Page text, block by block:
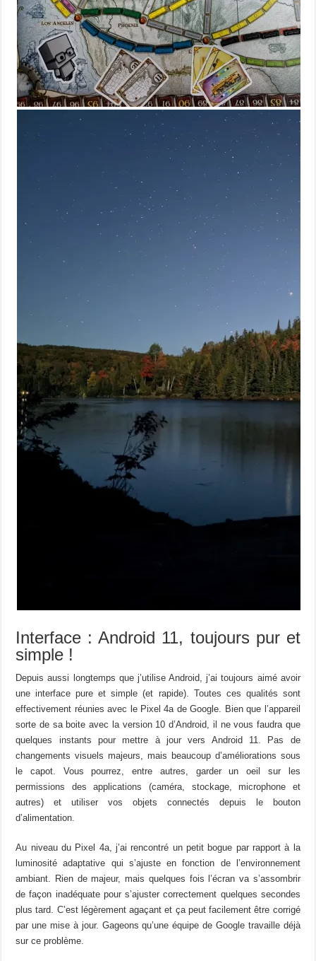
Interface : Android 11, toujours pur et
simple !
Depuis aussi longtemps que j’utilise Android, j’ai toujours aimé avoir
une interface pure et simple (et rapide). Toutes ces qualités sont
effectivement réunies avec le Pixel 4a de Google. Bien que l’appareil
sorte de sa boite avec la version 10 d’Android, il ne vous faudra que
quelques instants pour mettre à jour vers Android 11. Pas de
changements visuels majeurs, mais beaucoup d’améliorations sous
le capot. Vous pourrez, entre autres, garder un oeil sur les
permissions des applications (caméra, stockage, microphone et
autres) et utiliser vos objets connectés depuis le bouton
d’alimentation.
Au niveau du Pixel 4a, j’ai rencontré un petit bogue par rapport à la
luminosité adaptative qui s’ajuste en fonction de l’environnement
ambiant. Rien de majeur, mais quelques fois l’écran va s’assombrir
de façon inadéquate pour s’ajuster correctement quelques secondes
plus tard. C’est légèrement agaçant et ça peut facilement être corrigé
par une mise à jour. Gageons qu’une équipe de Google travaille déjà
sur ce problème.